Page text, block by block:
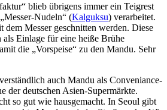
blieb übrigens immer ein Teigrest
Nudeln“ (Kalguksu) verarbeitet.
dem Messer geschnitten werden. Diese
als Einlage für eine heiße Brühe
die „Vorspeise“ zu den Mandu. Sehr
auch Mandu als Conveniance-
der deutschen Asien-Supermärkte.
so gut wie hausgemacht. In Seoul gibt